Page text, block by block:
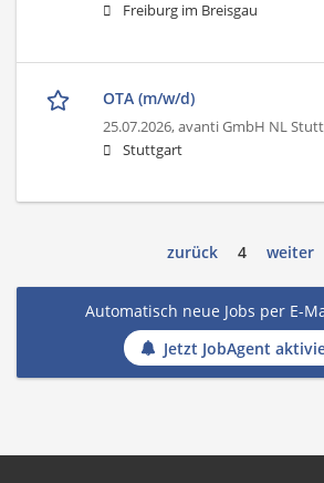
Freiburg im Breisgau
OTA (m/w/d)
25.07.2026,avanti GmbH NL
Stuttgart
zurück 4 weiter
Automatisch neue Jobs per E-
Jetzt JobAgent